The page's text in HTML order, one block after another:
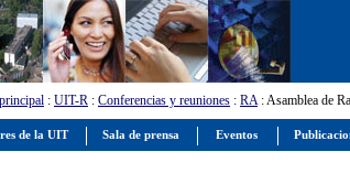
: UIT-R : Conferencias y reuniones : RA: Asamblea de
de la UIT Sala de prensa Eventos